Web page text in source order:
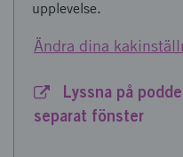
upplevelse.
Ändra dina
Lyssna på
separat fönster